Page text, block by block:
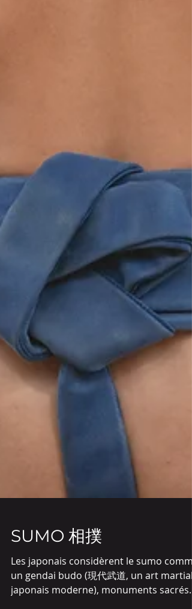
SUMO 相撲
Les japonais considèrent le sumo comme